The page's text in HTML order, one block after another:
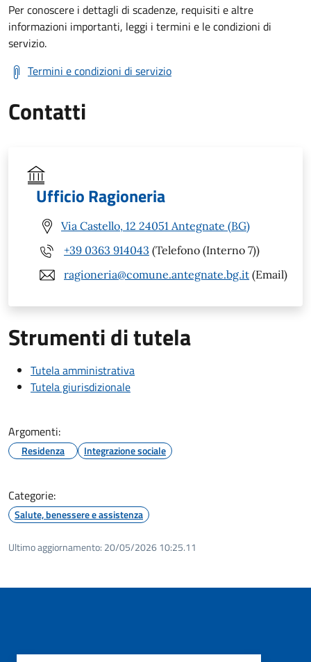
Per conoscere i dettagli di scadenze, requisiti e altre
informazioni importanti, leggi i termini e le condizioni di
servizio.
Termini e condizioni di servizio
Contatti
Ufficio Ragioneria
Via Castello, 12 24051 Antegnate (BG)
+39 0363 914043 (Telefono (Interno 7))
ragioneria@comune.antegnate.bg.it (Email)
Strumenti di tutela
Tutela amministrativa
Tutela giurisdizionale
Argomenti:
Residenza Integrazione sociale
Categorie:
Salute, benessere e assistenza
Ultimo aggiornamento: 20/05/2026 10:25.11